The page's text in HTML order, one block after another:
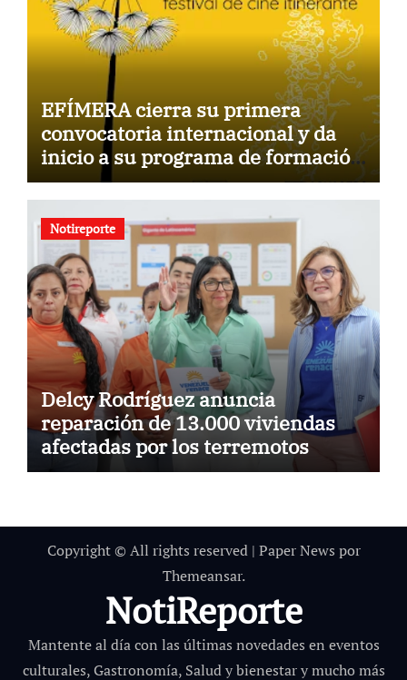
EFÍMERA cierra su primera
convocatoria internacional y da
inicio a su programa de formación
para la comunidad
Notireporte
Delcy Rodríguez anuncia
reparación de 13.000 viviendas
afectadas por los terremotos
Copyright © All rights reserved | Paper News por
Themeansar.
NotiReporte
Mantente al día con las últimas novedades en eventos
culturales, Gastronomía, Salud y bienestar y mucho más